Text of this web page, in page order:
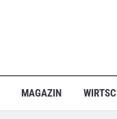
MAGAZIN